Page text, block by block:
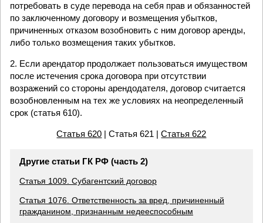
потребовать в суде перевода на себя прав и обязанностей
по заключенному договору и возмещения убытков,
причиненных отказом возобновить с ним договор аренды,
либо только возмещения таких убытков.
2. Если арендатор продолжает пользоваться имуществом
после истечения срока договора при отсутствии
возражений со стороны арендодателя, договор считается
возобновленным на тех же условиях на неопределенный
срок (статья 610).
Статья 620 | Статья 621 |Статья 622
Другие статьи ГК РФ (часть 2)
Статья 1009. Субагентский договор
Статья 1076. Ответственность за вред, причиненный
гражданином, признанным недееспособным